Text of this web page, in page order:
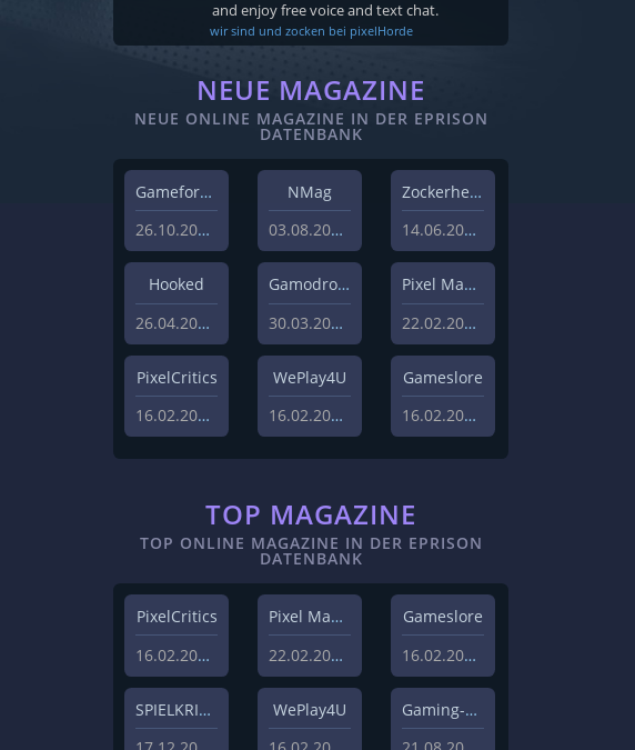
and enjoy free voice and text chat.
wir sind und zocken bei pixelHorde
NEUE MAGAZINE
NEUE ONLINE MAGAZINE IN DER EPRISON
DATENBANK
Gameforest
26.10.2023
NMag
03.08.2022
Zockerheim
14.06.2022
Hooked
26.04.2022
Gamodrome
30.03.2022
Pixel Magazin
22.02.2021
PixelCritics
16.02.2021
WePlay4U
16.02.2021
Gameslore
16.02.2021
TOP MAGAZINE
TOP ONLINE MAGAZINE IN DER EPRISON
DATENBANK
PixelCritics
16.02.2021
Pixel Magazin
22.02.2021
Gameslore
16.02.2021
SPIELKRITIK
WePlay4U
Gaming-Grounds